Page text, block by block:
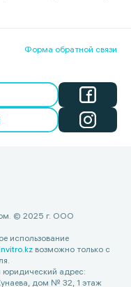
Форма обратной связи
© 2025 г. ООО
использование
возможно только с
адрес:
дом № 32, 1 этаж